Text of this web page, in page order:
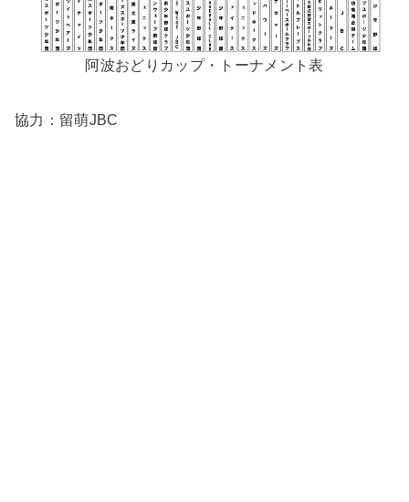
阿波おどりカップ・トーナメント表
協力：留萌JBC